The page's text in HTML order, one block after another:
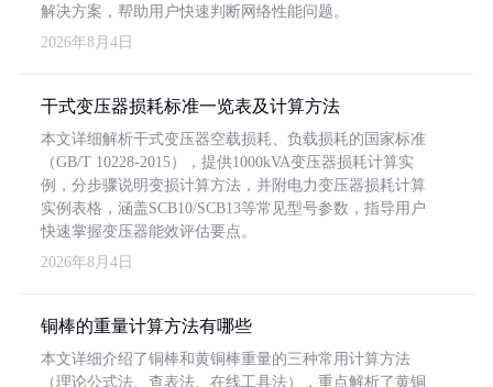
解决方案，帮助用户快速判断网络性能问题。
2026年8月4日
干式变压器损耗标准一览表及计算方法
本文详细解析干式变压器空载损耗、负载损耗的国家标准
（GB/T 10228-2015），提供1000kVA变压器损耗计算实
例，分步骤说明变损计算方法，并附电力变压器损耗计算
实例表格，涵盖SCB10/SCB13等常见型号参数，指导用户
快速掌握变压器能效评估要点。
2026年8月4日
铜棒的重量计算方法有哪些
本文详细介绍了铜棒和黄铜棒重量的三种常用计算方法
（理论公式法、查表法、在线工具法），重点解析了黄铜